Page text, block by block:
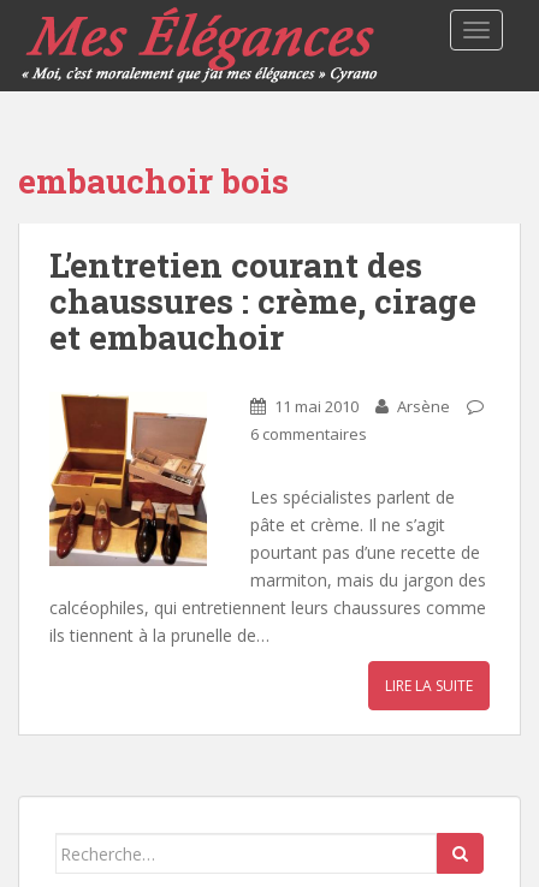
embauchoir bois
L’entretien courant des
chaussures : crème, cirage
et embauchoir
11 mai 2010
Arsène
6 commentaires
Les spécialistes parlent de
pâte et crème. Il ne s’agit
pourtant pas d’une recette de
marmiton, mais du jargon des
calcéophiles, qui entretiennent leurs chaussures comme
ils tiennent à la prunelle de…
LIRE LA SUITE
Search